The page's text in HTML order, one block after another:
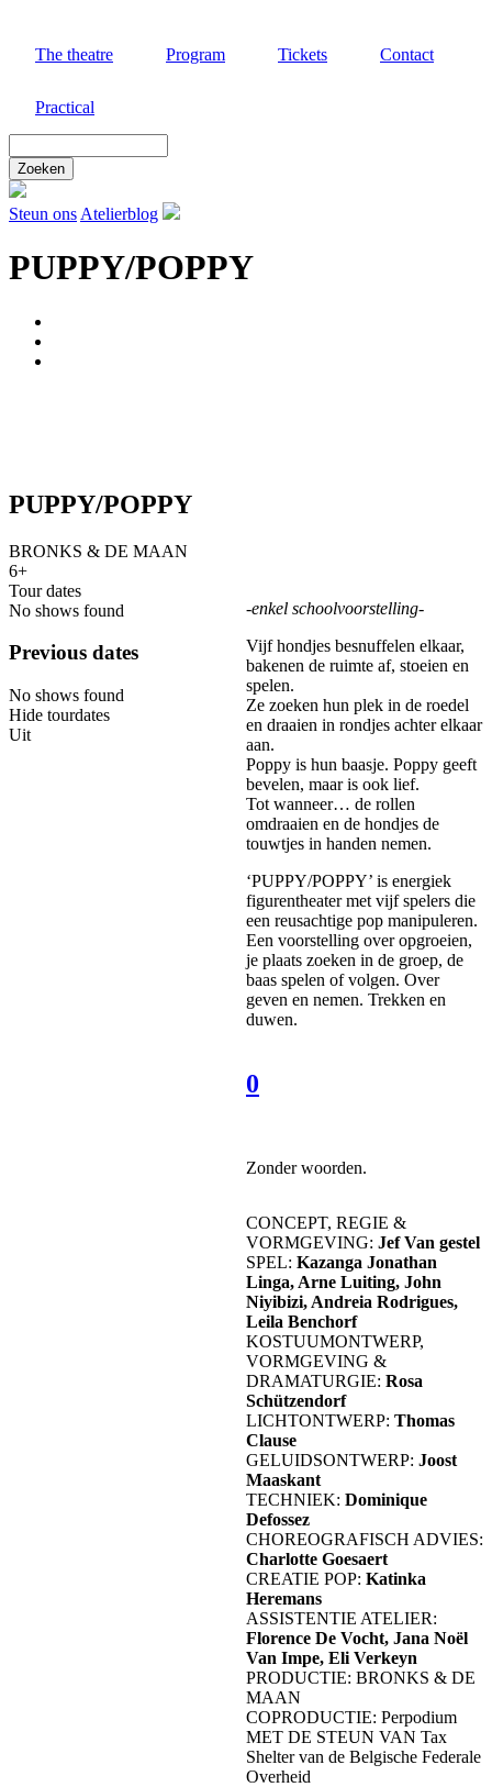
mainThe theatre Program Tickets Contact
Practical
door
deze
site
Steun ons Atelierblog
PUPPY/POPPY
PUPPY/POPPY
BRONKS & DE MAAN
6+
Tour dates
No shows found
Previous dates
No shows found
Hide tourdates
Uit
-enkel schoolvoorstelling-
Vijf hondjes besnuffelen elkaar,
bakenen de ruimte af, stoeien en
spelen.
Ze zoeken hun plek in de roedel
en draaien in rondjes achter elkaar
aan.
Poppy is hun baasje. Poppy geeft
bevelen, maar is ook lief.
Tot wanneer… de rollen
omdraaien en de hondjes de
touwtjes in handen nemen.
‘PUPPY/POPPY’ is energiek
figurentheater met vijf spelers die
een reusachtige pop manipuleren.
Een voorstelling over opgroeien,
je plaats zoeken in de groep, de
baas spelen of volgen. Over
geven en nemen. Trekken en
duwen.
0
Zonder woorden.
CONCEPT, REGIE &
VORMGEVING: Jef Van gestel
SPEL: Kazanga Jonathan
Linga, Arne Luiting, John
Niyibizi, Andreia Rodrigues,
Leila Benchorf
KOSTUUMONTWERP,
VORMGEVING &
DRAMATURGIE: Rosa
Schützendorf
LICHTONTWERP: Thomas
Clause
GELUIDSONTWERP: Joost
Maaskant
TECHNIEK: Dominique
Defossez
CHOREOGRAFISCH ADVIES:
Charlotte Goesaert
CREATIE POP: Katinka
Heremans
ASSISTENTIE ATELIER:
Florence De Vocht, Jana Noël
Van Impe, Eli Verkeyn
PRODUCTIE: BRONKS & DE
MAAN
COPRODUCTIE: Perpodium
MET DE STEUN VAN Tax
Shelter van de Belgische Federale
Overheid